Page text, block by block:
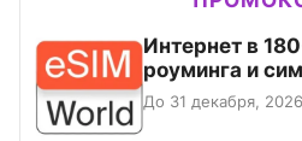
Интернет в
роуминга и
До 31 декабря, 2026